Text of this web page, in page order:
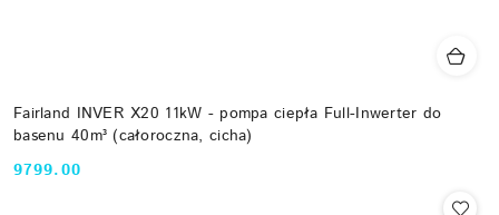
Fairland INVER X20 11kW - pompa ciepła Full-Inwerter do
basenu 40m³ (całoroczna, cicha)
Cena:
9799.00